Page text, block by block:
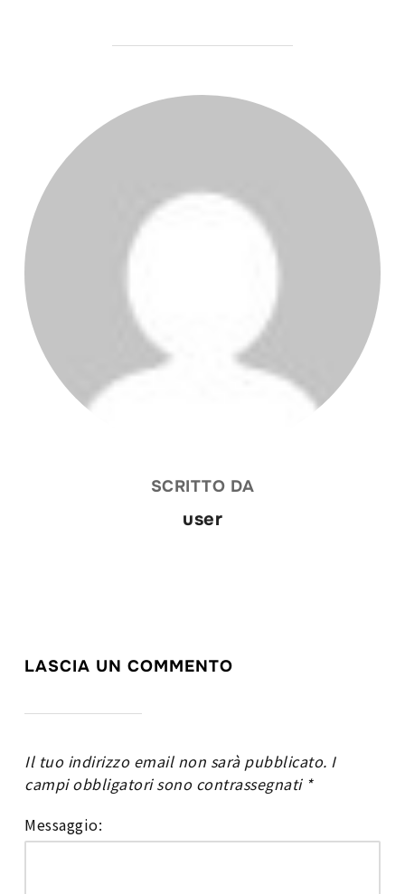
AUTORE DELL'ARTICOLO
SCRITTO DA
user
LASCIA UN COMMENTO
Il tuo indirizzo email non sarà pubblicato. I
campi obbligatori sono contrassegnati *
Messaggio: